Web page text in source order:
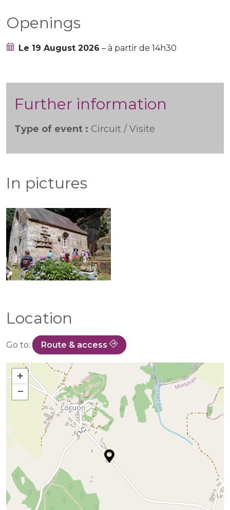
Openings
Le 19 August 2026 – à partir de 14h30
Further information
Type of event : Circuit / Visite
In pictures
Location
Go to: Route & access
+
−